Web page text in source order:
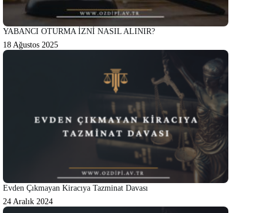
YABANCI OTURMA İZNİ NASIL ALINIR?
18 Ağustos 2025
Evden Çıkmayan Kiracıya Tazminat Davası
24 Aralık 2024